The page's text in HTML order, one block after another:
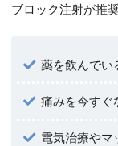
ブロック注射が推
薬を飲んでい
痛みを今すぐ
電気治療やマ